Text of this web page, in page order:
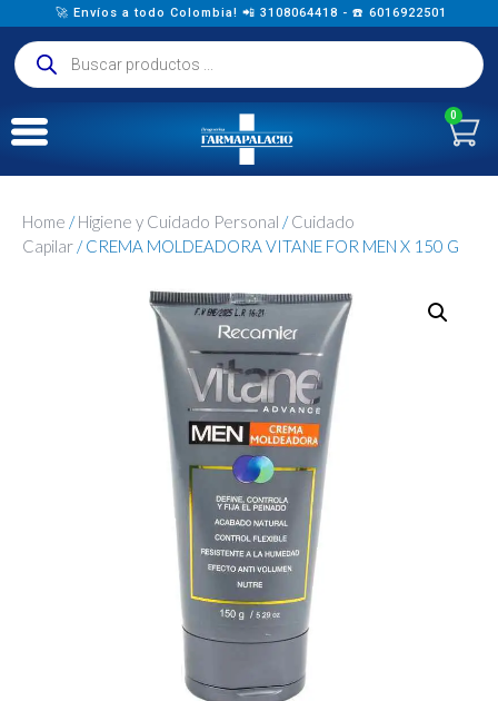
🚀 Envíos a todo Colombia! 📲 3108064418 - ☎️ 6016922501
0
Home /Higiene y Cuidado Personal /Cuidado
Capilar / CREMA MOLDEADORA VITANE FOR MEN X 150 G